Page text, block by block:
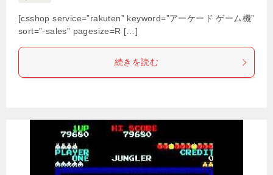
[csshop service=”rakuten” keyword=”アーケード ゲーム機”
sort=”-sales” pagesize=R […]
続きを読む